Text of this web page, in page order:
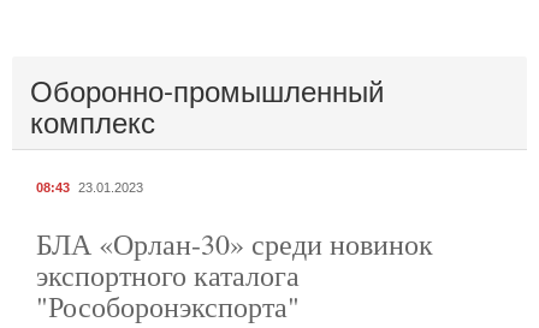
Оборонно-промышленный
комплекс
08:43 23.01.2023
БЛА «Орлан-30» среди новинок
экспортного каталога
"Рособоронэкспорта"